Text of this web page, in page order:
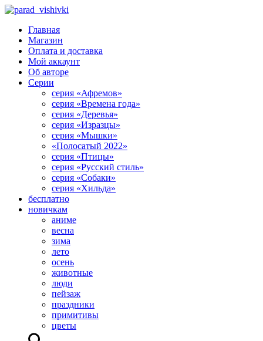
Главная
Магазин
Оплата и доставка
Мой аккаунт
Об авторе
Серии
серия «Афремов»
серия «Времена года»
серия «Деревья»
серия «Изразцы»
серия «Мышки»
«Полосатый 2022»
серия «Птицы»
серия «Русский стиль»
серия «Собаки»
серия «Хильда»
бесплатно
новичкам
аниме
весна
зима
лето
осень
животные
люди
пейзаж
праздники
примитивы
цветы